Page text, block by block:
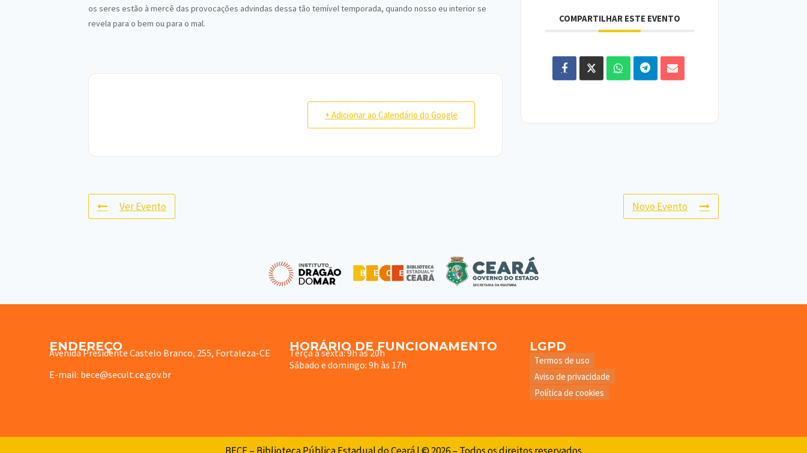
os seres estão à mercê das provocações advindas dessa tão temível temporada, quando nosso eu interior se
revela para o bem ou para o mal.
+ Adicionar ao Calendário do Google
COMPARTILHAR ESTE EVENTO
Ver Evento Novo Evento
ENDEREÇO
Avenida Presidente Castelo Branco, 255, Fortaleza-CE
E-mail: bece@secult.ce.gov.br
HORÁRIO DE FUNCIONAMENTO
Terça à sexta: 9h às 20h
Sábado e domingo: 9h às 17h
LGPD
Termos de uso
Aviso de privacidade
Política de cookies